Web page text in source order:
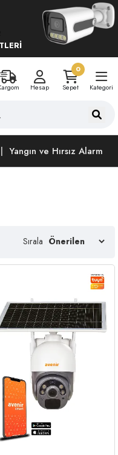
Hesap
0
Sepet
Kategori
Yangın ve Hırsız Alarm
Sırala